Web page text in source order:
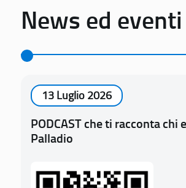
News ed eventi
13 Luglio 2026
PODCAST che ti racconta chi
Palladio